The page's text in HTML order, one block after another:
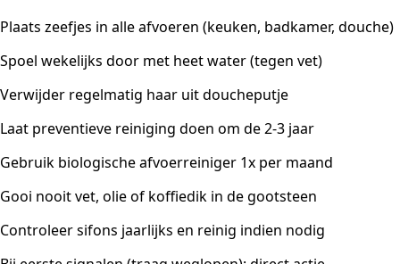
Plaats zeefjes in alle afvoeren (keuken, badkamer, douche)
Spoel wekelijks door met heet water (tegen vet)
Verwijder regelmatig haar uit doucheputje
Laat preventieve reiniging doen om de 2-3 jaar
Gebruik biologische afvoerreiniger 1x per maand
Gooi nooit vet, olie of koffiedik in de gootsteen
Controleer sifons jaarlijks en reinig indien nodig